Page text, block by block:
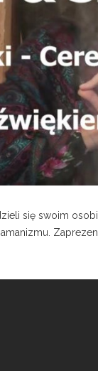
się swoim